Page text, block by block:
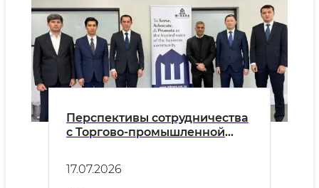
Перспективы сотрудничества
с Торгово-промышленной
17.07.2026